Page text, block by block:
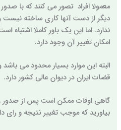
معمولا افراد تصور می کنند که با
دیگر از دست آنها کاری ساخته نیست
ندارد. اما این یک باور کاملا
امکان تغییر آن وجود دارد.
البته این موارد بسیار محدود می
قضات ایران در دیوان عالی کشور دارد.
گاهی اوقات ممکن است پس از صدور
بیاورید که موجب تغییر نتیجه و رای